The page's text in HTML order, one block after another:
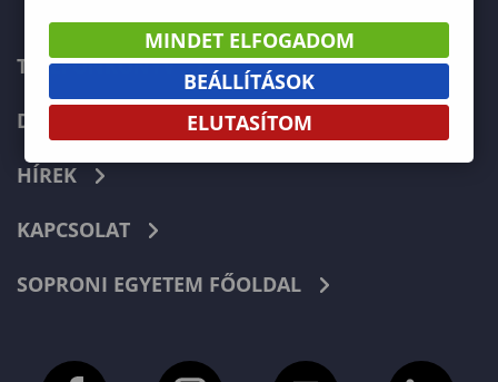
TELEFONKÖNYV
DOKUMENTUMOK
HÍREK
KAPCSOLAT
SOPRONI EGYETEM FŐOLDAL
MINDET ELFOGADOM
BEÁLLÍTÁSOK
ELUTASÍTOM